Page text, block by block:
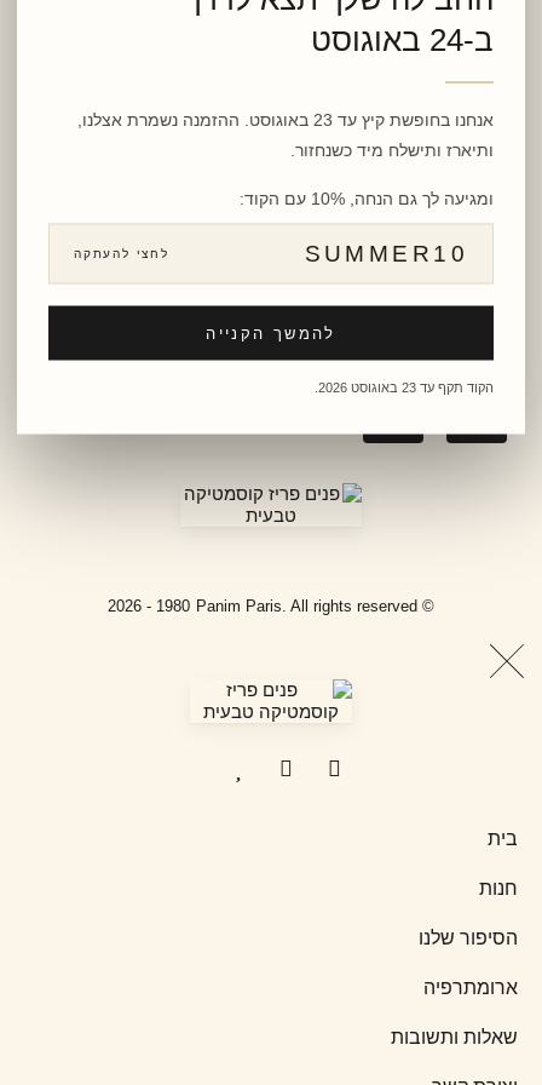
קטגוריות מוצרים
חומצה היאלורונית וארומותרפיה
פרטי התקשרות
shop@panimparis.co.il
F
a
f
I
n
s
t
© Panim Paris. All rights reserved
1980 - 2026
בית
חנות
הסיפור שלנו
ארומתרפיה
שאלות ותשובות
ב-24 באוגוסט
אנחנו בחופשת קיץ עד 23 באוגוסט. ההזמנה נשמרת אצלנו,
ותיארז ותישלח מיד כשנחזור.
ומגיעה לך גם הנחה, 10% עם הקוד:
SUMMER10 לחצי להעתקה
להמשך הקנייה
הקוד תקף עד 23 באוגוסט 2026.